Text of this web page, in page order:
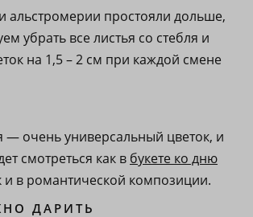
альстромерии простояли дольше,
убрать все листья со стебля и
на 1,5 – 2 см при каждой смене
— очень универсальный цветок, и
смотреться как в букете ко дню
и в романтической композиции.
ДАРИТЬ